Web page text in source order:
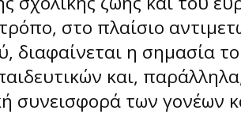
στο πλαίσιο
διαφαίνεται η σημασία
και,
συνεισφορά των γονέων